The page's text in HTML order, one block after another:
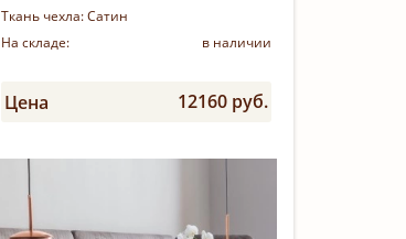
Ткань чехла:Сатин
На складе:
в наличии
Цена 12160 руб.